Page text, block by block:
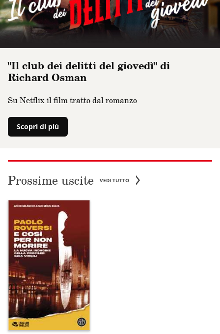
"Il club dei delitti del giovedì" di
Richard Osman
Su Netflix il film tratto dal romanzo
Scopri di più
Prossime uscite VEDI TUTTO